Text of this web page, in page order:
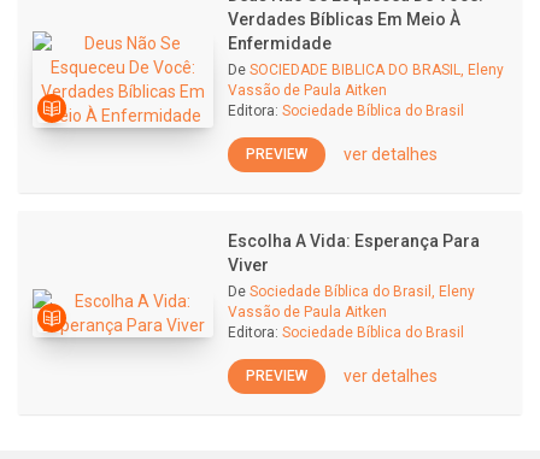
Verdades Bíblicas Em Meio À
Enfermidade
De SOCIEDADE BIBLICA DO BRASIL, Eleny
Vassão de Paula Aitken
Editora: Sociedade Bíblica do Brasil
PREVIEW ver detalhes
Escolha A Vida: Esperança Para
Viver
De Sociedade Bíblica do Brasil, Eleny
Vassão de Paula Aitken
Editora: Sociedade Bíblica do Brasil
PREVIEW ver detalhes